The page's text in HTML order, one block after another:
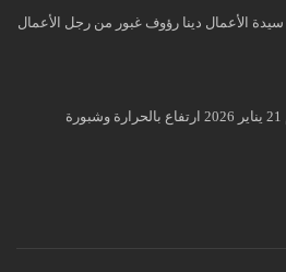
الأعمال دينا رؤوف غبور من رجل الأعمال